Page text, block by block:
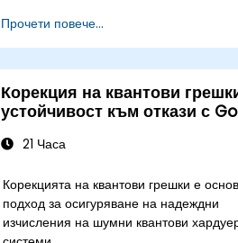
Прочети повече...
Корекция на квантови
устойчивост към откази с
21 Часа
Корекцията на квантови грешки е
подход за осигуряване на надеждни
изчисления на шумни квантови